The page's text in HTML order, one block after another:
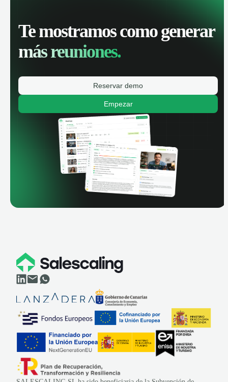
Te mostramos como generar
más reuniones.
Reservar demo
Empezar